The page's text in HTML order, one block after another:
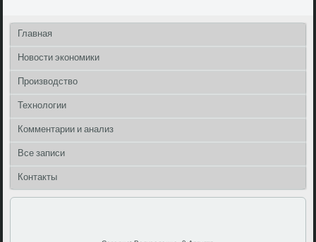
Главная
Новости экономики
Производство
Технологии
Комментарии и анализ
Все записи
Контакты